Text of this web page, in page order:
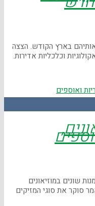
בארץ הקודש. הצצה
וכלכליות אדירות.
שונים במוזיאונים
סוקר את סוגי המזיקים